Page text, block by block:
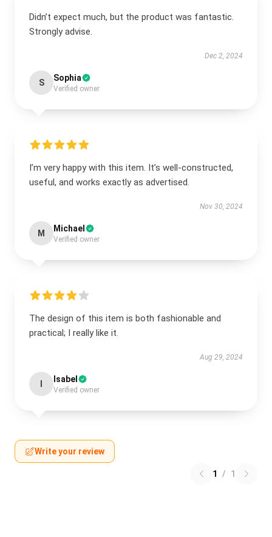
Didn’t expect much, but the product was fantastic.
Strongly advise.
Dec 2, 2024
S Sophia
Verified owner
I’m very happy with this item. It’s well-constructed,
useful, and works exactly as advertised.
Nov 30, 2024
M Michael
Verified owner
The design of this item is both fashionable and
practical; I really like it.
Aug 29, 2024
Isabel
Verified owner
Write your review
1 / 1